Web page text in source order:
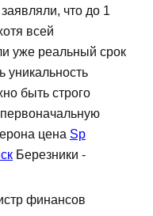
что до 1
всей
уже реальный срок
уникальность
быть строго
цена Sp
Березники -
финансов